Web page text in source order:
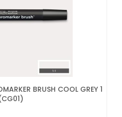
BRUSH COOL GREY 1